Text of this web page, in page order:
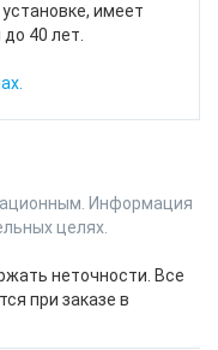
имеет
40 лет.
Информация
целях.
неточности. Все
при заказе в